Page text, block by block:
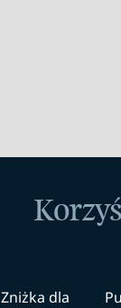
Zniżka dla